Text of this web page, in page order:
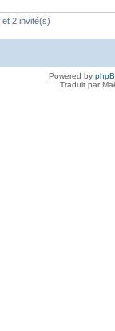
2 invité(s)
Powered by
Traduit par